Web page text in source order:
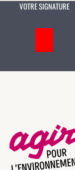
VOTRE SIGNATURE